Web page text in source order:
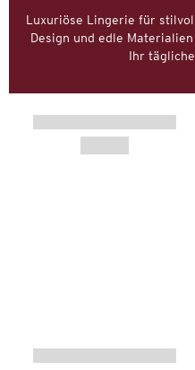
Luxuriöse Lingerie für
Design und edle
Ihr